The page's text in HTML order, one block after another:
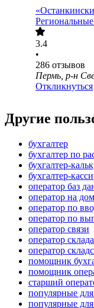
Региональные
3.4
•
286 отзывов
Пермь, р-н
Откликнуться
Другие
бухгалтер
бухгалтер по
бухгалтер-
бухгалтер-
оператор баз
оператор на
оператор по
оператор по
оператор связи
оператор склада
оператор
помощник
помощник
старший
популярные
популярные